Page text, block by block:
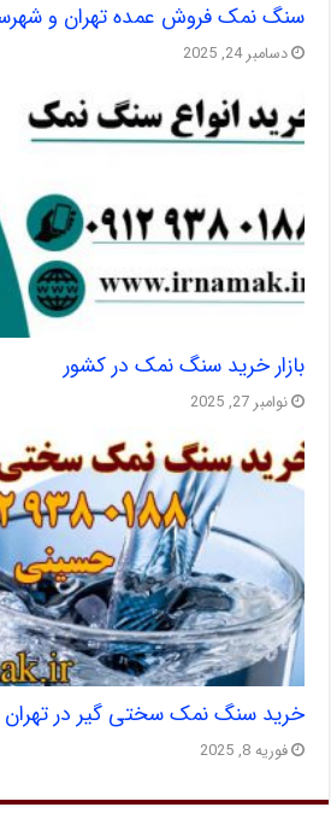
سنگ نمک فروش عمده تهران و
دسامبر 24, 2025
بازار خرید سنگ نمک در کشور
نوامبر 27, 2025
خرید سنگ نمک سختی گیر در تهران
فوریه 8, 2025